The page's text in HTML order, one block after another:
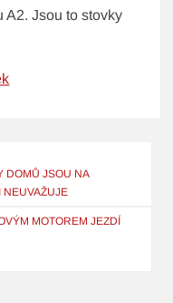
A2. Jsou to stovky
DOMŮ JSOU NA
NEUVAŽUJE
MOTOREM JEZDÍ